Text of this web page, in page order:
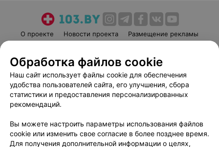
О проекте Новости проекта
Размещение рекламы
Пользовательское соглашение
Способы оплаты
Вакансии
Партнеры
Написать руководителю 103.by
Обработка персональных данных
Обработка файлов cookie
Наш сайт использует файлы cookie для обеспечения
удобства пользователей сайта, его улучшения, сбора
статистики и предоставления персонализированных
рекомендаций.
Вы можете настроить параметры использования файлов
cookie или изменить свое согласие в более позднее время.
Для получения дополнительной информации о целях,